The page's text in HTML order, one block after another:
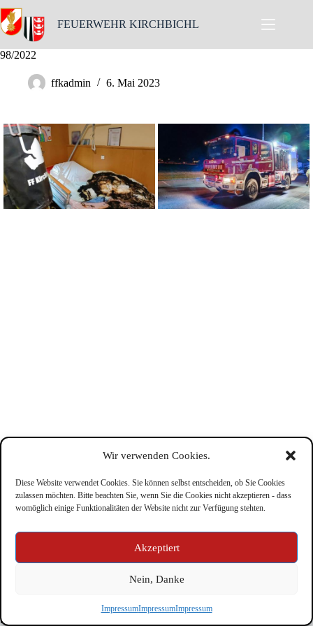
Wir verwenden Cookies.
Diese Website verwendet Cookies. Sie können selbst entscheiden, ob Sie Cookies
zulassen möchten. Bitte beachten Sie, wenn Sie die Cookies nicht akzeptieren - dass
womöglich einige Funktionalitäten der Website nicht zur Verfügung stehten.
Akzeptiert
Nein, Danke
ImpressumImpressumImpressum
Skip
to
content
FEUERWEHR KIRCHBICHL
98/2022
ffkadmin 6. Mai 2023
Copyright © Feuerwehr Kirchbichl 2026 - WordPress Theme
by